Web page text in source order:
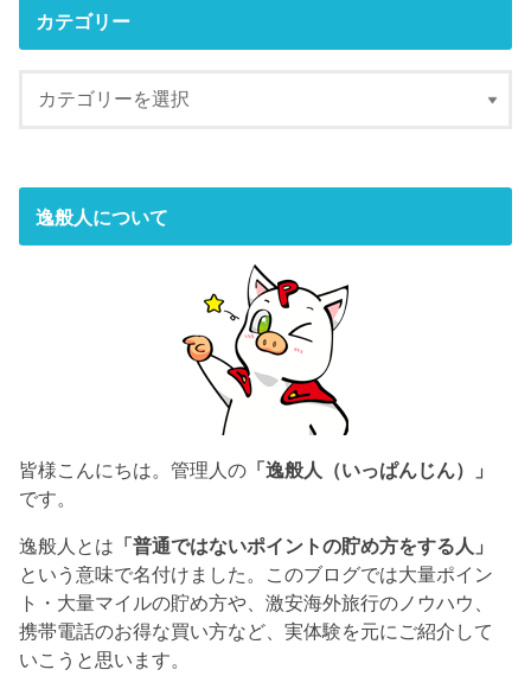
カテゴリー
逸般人について
皆様こんにちは。管理人の 「逸般人（いっぱんじん）」
です。
逸般人とは 「普通ではないポイントの貯め方をする人」
という意味で名付けました。このブログでは大量ポイン
ト・大量マイルの貯め方や、激安海外旅行のノウハウ、
携帯電話のお得な買い方など、実体験を元にご紹介して
いこうと思います。